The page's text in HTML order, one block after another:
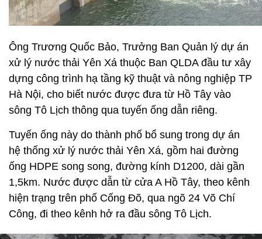
Ông Trương Quốc Bảo, Trưởng Ban Quản lý dự án
xử lý nước thải Yên Xá thuộc Ban QLDA đầu tư xây
dựng công trình hạ tầng kỹ thuật và nông nghiệp TP
Hà Nội, cho biết nước được đưa từ Hồ Tây vào
sông Tô Lịch thông qua tuyến ống dẫn riêng.
Tuyến ống này do thành phố bổ sung trong dự án
hệ thống xử lý nước thải Yên Xá, gồm hai đường
ống HDPE song song, đường kính D1200, dài gần
1,5km. Nước được dẫn từ cửa A Hồ Tây, theo kênh
hiện trạng trên phố Cống Đõ, qua ngõ 24 Võ Chí
Công, đi theo kênh hở ra đầu sông Tô Lịch.